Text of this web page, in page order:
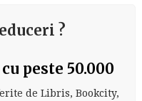
?
peste 50.000
de Libris, Bookcity,